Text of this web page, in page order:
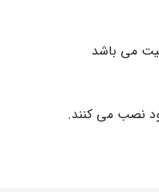
می باشد
نصب می کنند.